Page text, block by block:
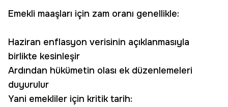
Emekli maaşları için zam oranı genellikle:
Haziran enflasyon verisinin açıklanmasıyla
birlikte kesinleşir
Ardından hükümetin olası ek düzenlemeleri
duyurulur
Yani emekliler için kritik tarih: